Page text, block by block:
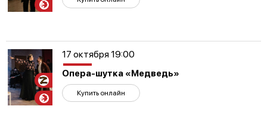
Участникам
СВО
17 октября 19:00
Опера-шутка «Медведь»
Купить онлайн